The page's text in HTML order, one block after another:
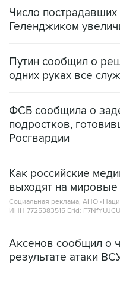
Путин сообщил о
ФСБ сообщила о
Росгвардии
Как российские
Социальная реклама, АНО
ИНН 7725383515 Erid: